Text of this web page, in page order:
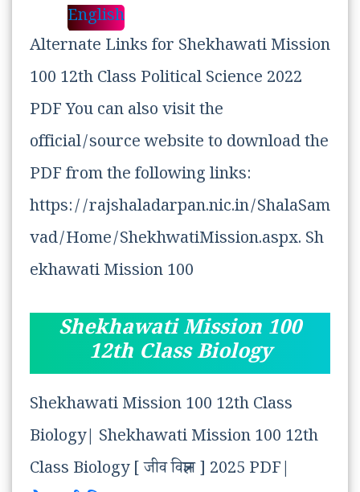
English
Alternate Links for Shekhawati Mission
100 12th Class Political Science 2022
PDF You can also visit the
official/source website to download the
PDF from the following links:
https://rajshaladarpan.nic.in/ShalaSam
vad/Home/ShekhwatiMission.aspx. Sh
ekhawati Mission 100
Shekhawati Mission 100
12th Class Biology
Shekhawati Mission 100 12th Class
Biology| Shekhawati Mission 100 12th
Class Biology [ जीव विज्ञान ] 2025 PDF|